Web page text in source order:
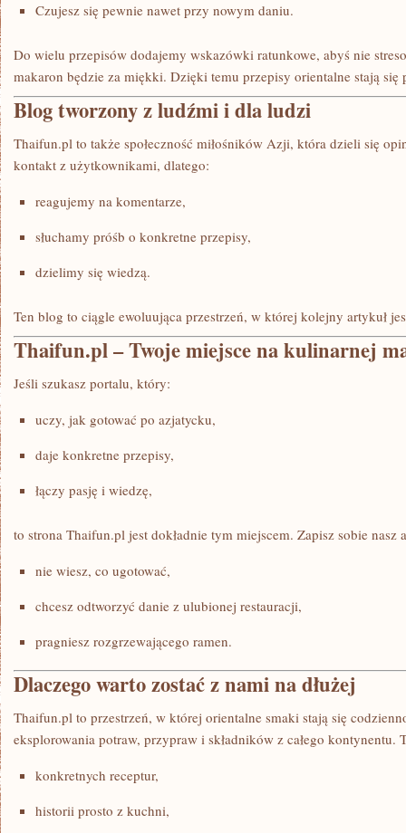
Czujesz się pewnie nawet przy nowym daniu.
Do wielu przepisów dodajemy wskazówki ratunkowe, abyś nie
makaron będzie za miękki. Dzięki temu przepisy orientalne stają się
Blog tworzony z ludźmi i dla ludzi
Thaifun.pl to także społeczność miłośników Azji, która dzieli się
kontakt z użytkownikami, dlatego:
reagujemy na komentarze,
słuchamy próśb o konkretne przepisy,
dzielimy się wiedzą.
Ten blog to ciągle ewoluująca przestrzeń, w której kolejny artykuł
Thaifun.pl – Twoje miejsce na kulinarnej
Jeśli szukasz portalu, który:
uczy, jak gotować po azjatycku,
daje konkretne przepisy,
łączy pasję i wiedzę,
to strona Thaifun.pl jest dokładnie tym miejscem. Zapisz sobie nasz
nie wiesz, co ugotować,
chcesz odtworzyć danie z ulubionej restauracji,
pragniesz rozgrzewającego ramen.
Dlaczego warto zostać z nami na dłużej
Thaifun.pl to przestrzeń, w której orientalne smaki stają się
eksplorowania potraw, przypraw i składników z całego kontynentu.
konkretnych receptur,
historii prosto z kuchni,